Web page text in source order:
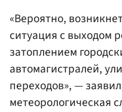
«Вероятно,
ситуация с выходом
затоплением
автомагистралей,
переходов», —
метеорологическая